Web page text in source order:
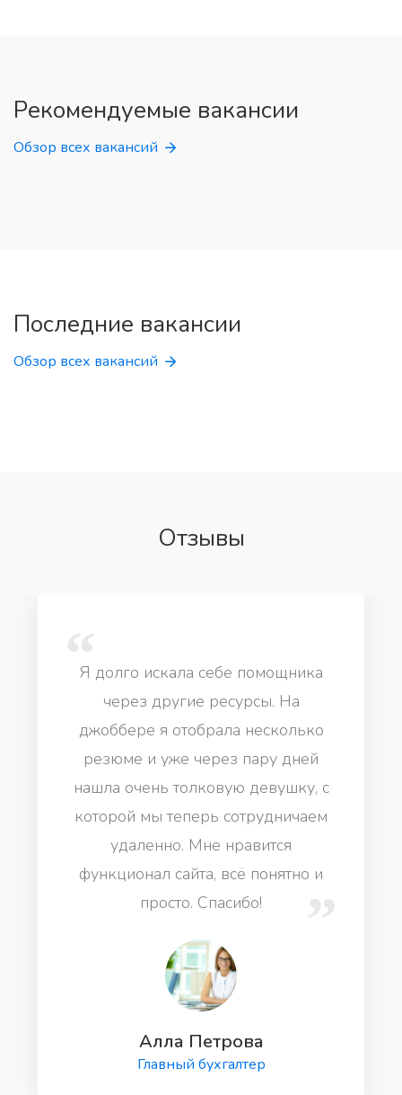
Рекомендуемые вакансии
Обзор всех вакансий
Последние вакансии
Обзор всех вакансий
Отзывы
Я долго искала себе помощника
через другие ресурсы. На
джоббере я отобрала несколько
резюме и уже через пару дней
нашла очень толковую девушку, с
которой мы теперь сотрудничаем
удаленно. Мне нравится
функционал сайта, всё понятно и
просто. Спасибо!
Алла Петрова
Главный бухгалтер